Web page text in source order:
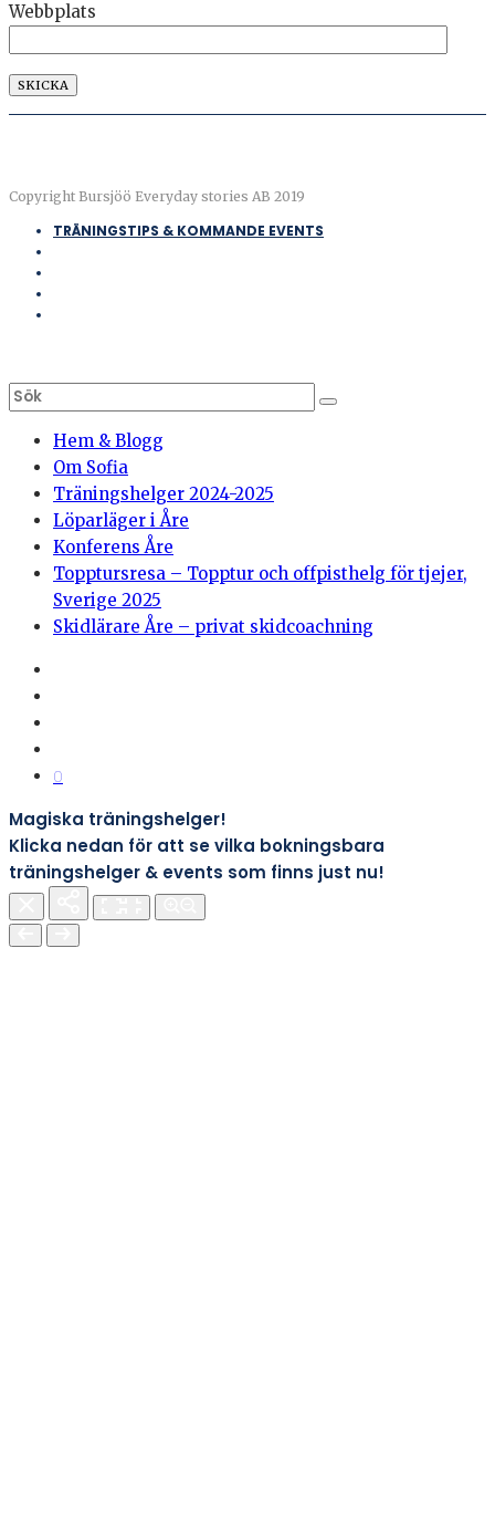
Webbplats
Copyright Bursjöö Everyday stories AB 2019
TRÄNINGSTIPS & KOMMANDE EVENTS
Hem & Blogg
Om Sofia
Träningshelger 2024-2025
Löparläger i Åre
Konferens Åre
Topptursresa – Topptur och offpisthelg för tjejer,
Sverige 2025
Skidlärare Åre – privat skidcoachning
0
Magiska träningshelger!
Klicka nedan för att se vilka bokningsbara
träningshelger & events som finns just nu!